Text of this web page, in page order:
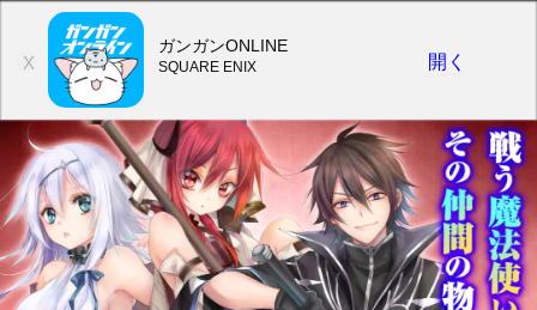
X
ガンガンONLINE
SQUARE ENIX 開く